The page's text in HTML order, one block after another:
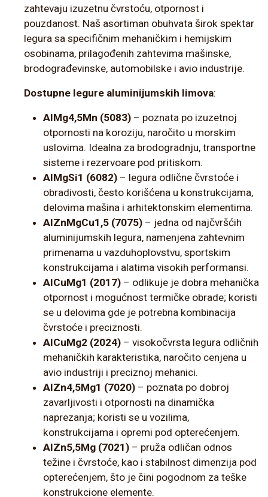
zahtevaju izuzetnu čvrstoću, otpornost i
pouzdanost. Naš asortiman obuhvata širok spektar
legura sa specifičnim mehaničkim i hemijskim
osobinama, prilagođenih zahtevima mašinske,
brodograđevinske, automobilske i avio industrije.
Dostupne legure aluminijumskih limova:
AlMg4,5Mn (5083) – poznata po izuzetnoj
otpornosti na koroziju, naročito u morskim
uslovima. Idealna za brodogradnju, transportne
sisteme i rezervoare pod pritiskom.
AlMgSi1 (6082) – legura odlične čvrstoće i
obradivosti, često korišćena u konstrukcijama,
delovima mašina i arhitektonskim elementima.
AlZnMgCu1,5 (7075) – jedna od najčvršćih
aluminijumskih legura, namenjena zahtevnim
primenama u vazduhoplovstvu, sportskim
konstrukcijama i alatima visokih performansi.
AlCuMg1 (2017) – odlikuje je dobra mehanička
otpornost i mogućnost termičke obrade; koristi
se u delovima gde je potrebna kombinacija
čvrstoće i preciznosti.
AlCuMg2 (2024) – visokočvrsta legura odličnih
mehaničkih karakteristika, naročito cenjena u
avio industriji i preciznoj mehanici.
AlZn4,5Mg1 (7020) – poznata po dobroj
zavarljivosti i otpornosti na dinamička
naprezanja; koristi se u vozilima,
konstrukcijama i opremi pod opterećenjem.
AlZn5,5Mg (7021) – pruža odličan odnos
težine i čvrstoće, kao i stabilnost dimenzija pod
opterećenjem, što je čini pogodnom za teške
konstrukcione elemente.